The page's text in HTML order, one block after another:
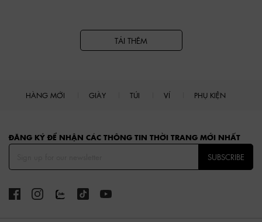
TẢI THÊM
HÀNG MỚI GIÀY TÚI VÍ PHỤ KIỆN
ĐĂNG KÝ ĐỂ NHẬN CÁC THÔNG TIN THỜI TRANG MỚI NHẤT
SUBSCRIBE